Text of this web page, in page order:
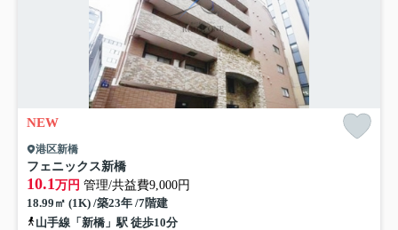
NEW
港区新橋
フェニックス新橋
10.1 万円 管理/共益費9,000円
18.99㎡ (1K) /築23年 /7階建
山手線「新橋」駅 徒歩10分